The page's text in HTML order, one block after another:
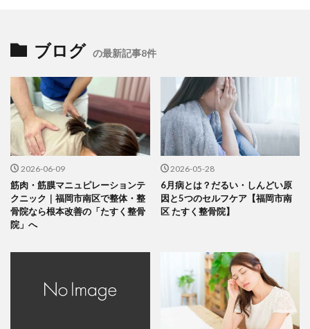
ブログ の最新記事8件
2026-06-09
筋肉・筋膜マニュピレーションテ
クニック｜福岡市南区で整体・整
骨院なら根本改善の「たすく整骨
院」へ
2026-05-28
6月病とは？だるい・しんどい原
因と5つのセルフケア【福岡市南
区 たすく整骨院】